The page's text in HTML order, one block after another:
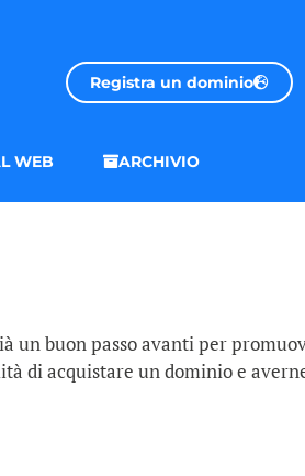
Registra un dominio
WEB ARCHIVIO
un buon passo avanti per
di acquistare un dominio e